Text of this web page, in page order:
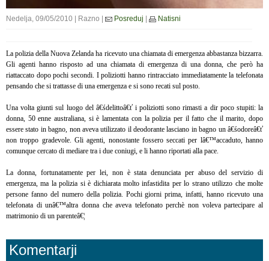
Nedelja, 09/05/2010 | Razno | Posreduj Natisni
La polizia della Nuova Zelanda ha ricevuto una chiamata di emergenza abbastanza bizzarra.
Gli agenti hanno risposto ad una chiamata di emergenza di una donna, che però ha
riattaccato dopo pochi secondi. I poliziotti hanno rintracciato immediatamente la telefonata
pensando che si trattasse di una emergenza e si sono recati sul posto.
Una volta giunti sul luogo del â€śdelittoâ€ť i poliziotti sono rimasti a dir poco stupiti: la
donna, 50 enne australiana, si è lamentata con la polizia per il fatto che il marito, dopo
essere stato in bagno, non aveva utilizzato il deodorante lasciano in bagno un â€śodoreâ€ť
non troppo gradevole. Gli agenti, nonostante fossero seccati per lâ€™accaduto, hanno
comunque cercato di mediare tra i due coniugi, e li hanno riportati alla pace.
La donna, fortunatamente per lei, non è stata denunciata per abuso del servizio di
emergenza, ma la polizia si è dichiarata molto infastidita per lo strano utilizzo che molte
persone fanno del numero della polizia. Pochi giorni prima, infatti, hanno ricevuto una
telefonata di unâ€™altra donna che aveva telefonato perchè non voleva partecipare al
matrimonio di un parenteâ€¦
Komentarji